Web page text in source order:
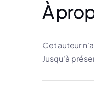
À
Cet auteur
Jusqu'à